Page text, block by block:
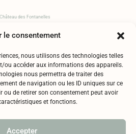
le consentement
nous utilisons des technologies telles
ou accéder aux informations des appareils.
nous permettra de traiter des
de navigation ou les ID uniques sur ce
ou de retirer son consentement peut avoir
et fonctions.
Accepter
des Fontanelles
Mentions légales
de confidentialité
pour la santé, à consommer avec